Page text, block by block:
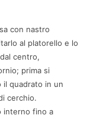
con nastro
al platorello e lo
centro,
prima si
quadrato in un
cerchio.
interno fino a